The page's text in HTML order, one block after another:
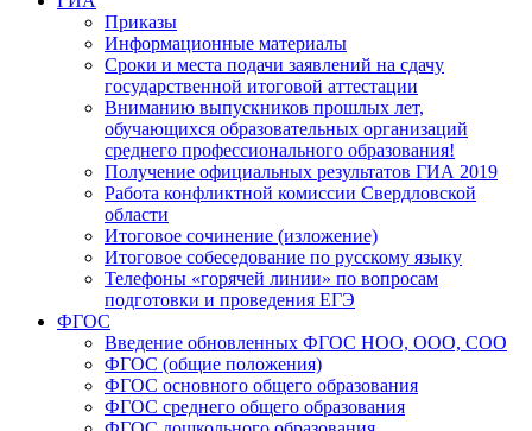
Приказы
Информационные материалы
Сроки и места подачи заявлений на сдачу
государственной итоговой аттестации
Вниманию выпускников прошлых лет,
обучающихся образовательных организаций
среднего профессионального образования!
Получение официальных результатов ГИА 2019
Работа конфликтной комиссии Свердловской
области
Итоговое сочинение (изложение)
Итоговое собеседование по русскому языку
Телефоны «горячей линии» по вопросам
подготовки и проведения ЕГЭ
ФГОС
Введение обновленных ФГОС НОО, ООО, СОО
ФГОС (общие положения)
ФГОС основного общего образования
ФГОС среднего общего образования